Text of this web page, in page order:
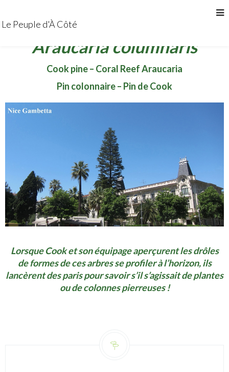
Araucaria columnaris
Cook pine – Coral Reef Araucaria
Pin colonnaire – Pin de Cook
Lorsque Cook et son équipage aperçurent les drôles
de formes de ces arbres se profiler à l’horizon, ils
lancèrent des paris pour savoir s’il s’agissait de plantes
ou de colonnes pierreuses !
Le Peuple d'À Côté